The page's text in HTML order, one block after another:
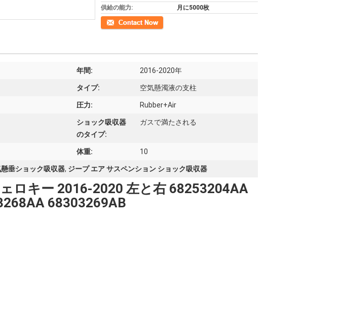
供給の能力:
月に5000枚
連絡先
年間: 2016-2020年
タイプ: 空気懸濁液の支柱
圧力: Rubber+Air
ショック吸収器
のタイプ:
ガスで満たされる
体重: 10
垂ショック吸収器, ジープ エア サスペンション ショック吸収器
ロキー 2016-2020 左と右 68253204AA
68303269AB